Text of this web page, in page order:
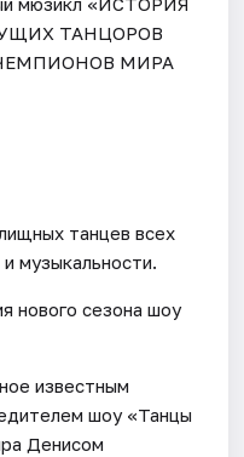
ТАНЦОРОВ
МИРА
танцев всех
музыкальности.
нового сезона шоу
известным
шоу «Танцы
Денисом